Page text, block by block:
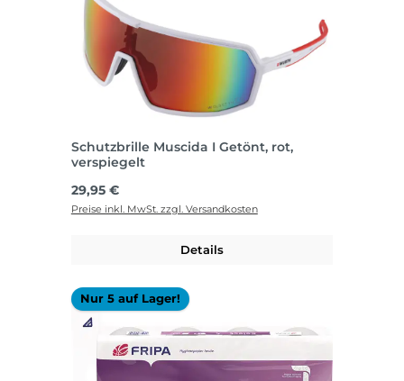
Schutzbrille Muscida I Getönt, rot,
verspiegelt
Regulärer Preis:
29,95 €
Preise inkl. MwSt. zzgl. Versandkosten
Details
Nur 5 auf Lager!